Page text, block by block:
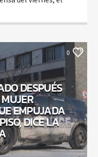
0
DESPUÉS
EMPUJADA
DICE LA